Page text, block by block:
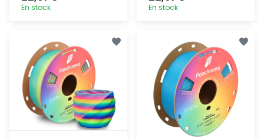
En stock
rapide
En stock
rapide